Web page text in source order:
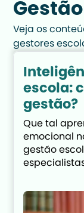
Veja os
gestores
Clima
qual o
Você sabe
qual o
bom clima
escola:
gestão?
Que tal
emocional
gestão